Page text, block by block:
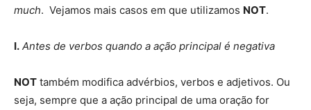
much. Vejamos mais casos em que utilizamos NOT.
I. Antes de verbos quando a ação principal é negativa
NOT também modifica advérbios, verbos e adjetivos. Ou
seja, sempre que a ação principal de uma oração for